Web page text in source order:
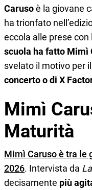
Carusoè la giovane
ha trionfato
eccola alle prese con
scuola ha fatto Mimì
svelato il motivo per
concerto o di X
Mimì
Maturità
Mimì Caruso è tra
2026. Intervista da
decisamente più